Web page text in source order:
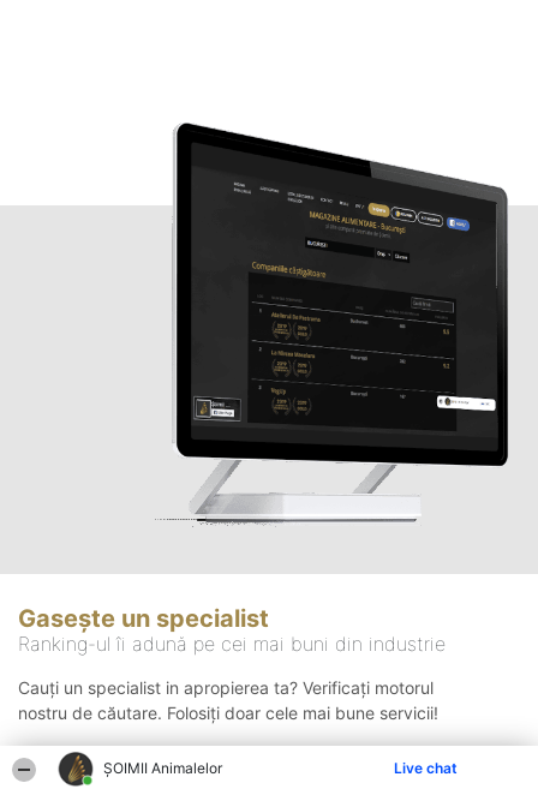
ŞOIMII Animalelor Live chat
Gasește un specialist
Ranking-ul îi adună pe cei mai buni din industrie
Cauți un specialist in apropierea ta? Verificați motorul
nostru de căutare. Folosiți doar cele mai bune servicii!